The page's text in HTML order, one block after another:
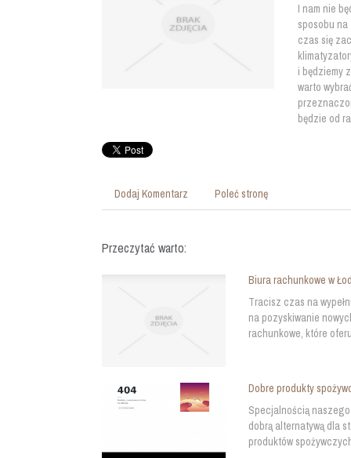
I nam nie
sposobu
czas się
i będziemy
warto
będzie od
Dodaj Komentarz Poleć stronę
Przeczytać warto:
Biura rachunkowe w
Tracisz czas na
na pozyskiwanie
rachunkowe, które
Dobre produkty
Specjalnością
dobrą alternatywą dla
produktów